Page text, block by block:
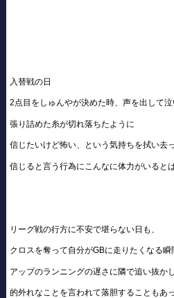
入替戦の日
2点目をしゅんやが決めた時、声を出して泣
張り詰めた糸が切れ落ちたように
信じたいけど怖い、という気持ちを拭い去
信じると言う行為にこんなに体力がいると
リーグ戦の行方に不安で堪らない日も、
クロスを奪って自分がGBに走りたくなる瞬
アップのランニングの遅さに隣で追い抜か
的外れなことを言われて落胆することもあ